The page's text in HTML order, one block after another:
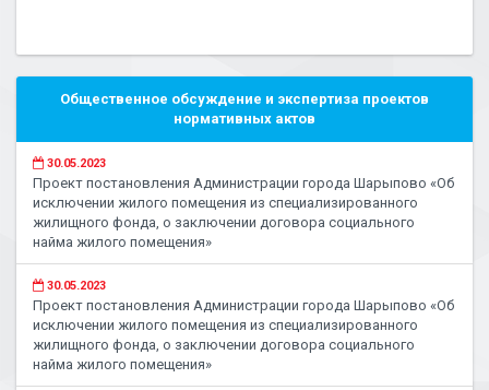
Общественное обсуждение и экспертиза проектов
нормативных актов
30.05.2023
Проект постановления Администрации города Шарыпово «Об
исключении жилого помещения из специализированного
жилищного фонда, о заключении договора социального
найма жилого помещения»
30.05.2023
Проект постановления Администрации города Шарыпово «Об
исключении жилого помещения из специализированного
жилищного фонда, о заключении договора социального
найма жилого помещения»